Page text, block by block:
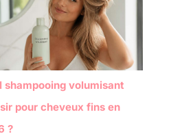
shampooing volumisant
pour cheveux fins en
?